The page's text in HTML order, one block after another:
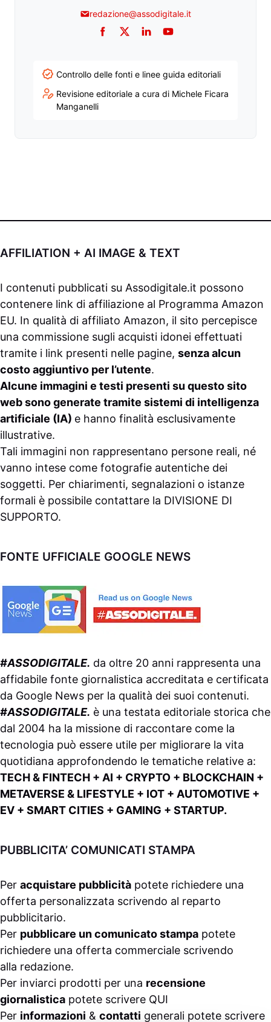
redazione@assodigitale.it
Facebook
TwitterLinkedInYouTube
Controllo delle fonti e linee guida editoriali
Revisione editoriale a cura di Michele Ficara
Manganelli
AFFILIATION + AI IMAGE & TEXT
I contenuti pubblicati su Assodigitale.it possono
contenere link di affiliazione al Programma Amazon
EU. In qualità di affiliato Amazon, il sito percepisce
una commissione sugli acquisti idonei effettuati
tramite i link presenti nelle pagine, senza alcun
costo aggiuntivo per l’utente.
Alcune immagini e testi presenti su questo sito
web sono generate tramite sistemi di intelligenza
artificiale (IA) e hanno finalità esclusivamente
illustrative.
Tali immagini non rappresentano persone reali, né
vanno intese come fotografie autentiche dei
soggetti. Per chiarimenti, segnalazioni o istanze
formali è possibile contattare la DIVISIONE DI
SUPPORTO.
FONTE UFFICIALE GOOGLE NEWS
#ASSODIGITALE. da oltre 20 anni rappresenta una
affidabile fonte giornalistica accreditata e certificata
da Google News per la qualità dei suoi contenuti.
#ASSODIGITALE. è una testata editoriale storica che
dal 2004 ha la missione di raccontare come la
tecnologia può essere utile per migliorare la vita
quotidiana approfondendo le tematiche relative a:
TECH & FINTECH + AI + CRYPTO + BLOCKCHAIN +
METAVERSE & LIFESTYLE + IOT + AUTOMOTIVE +
EV + SMART CITIES + GAMING + STARTUP.
PUBBLICITA’ COMUNICATI STAMPA
Per acquistare pubblicità potete richiedere una
offerta personalizzata scrivendo al reparto
pubblicitario.
Per pubblicare un comunicato stampa potete
richiedere una offerta commerciale scrivendo
alla redazione.
Per inviarci prodotti per una recensione
giornalistica potete scrivere QUI
Per informazioni & contatti generali potete scrivere